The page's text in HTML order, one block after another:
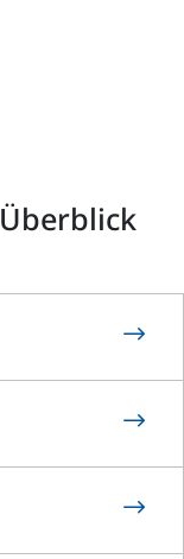
$
$
$